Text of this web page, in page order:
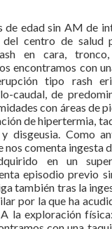
de edad sin AM de
del centro de salud
en cara,
encontramos con
tipo rash
caudal, de
con áreas de
de hipertermia,
y disgeusia. Como
nos comenta ingesta
en un
episodio previo
también tras la
por la que ha
la exploración